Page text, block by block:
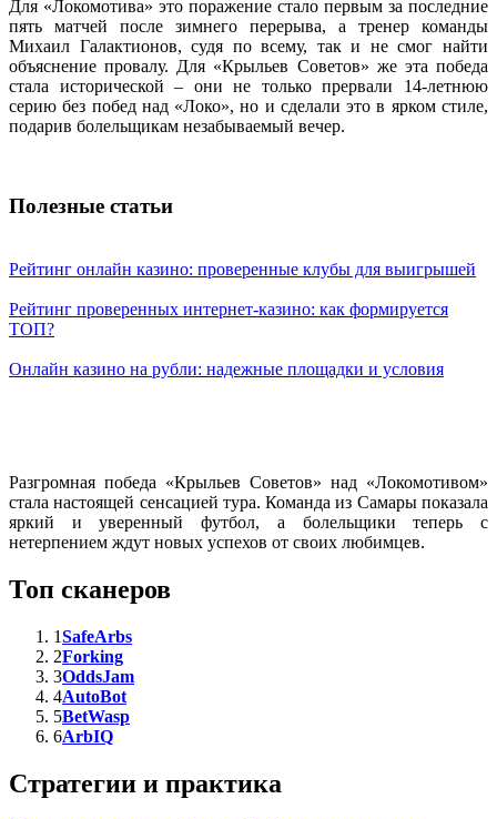
Для «Локомотива» это поражение стало первым за последние
пять матчей после зимнего перерыва, а тренер команды
Михаил Галактионов, судя по всему, так и не смог найти
объяснение провалу. Для «Крыльев Советов» же эта победа
стала исторической – они не только прервали 14-летнюю
серию без побед над «Локо», но и сделали это в ярком стиле,
подарив болельщикам незабываемый вечер.
Полезные статьи
Рейтинг онлайн казино: проверенные клубы для выигрышей
Рейтинг проверенных интернет-казино: как формируется
ТОП?
Онлайн казино на рубли: надежные площадки и условия
Разгромная победа «Крыльев Советов» над «Локомотивом»
стала настоящей сенсацией тура. Команда из Самары показала
яркий и уверенный футбол, а болельщики теперь с
нетерпением ждут новых успехов от своих любимцев.
Топ сканеров
1SafeArbs
2Forking
3OddsJam
4AutoBot
5BetWasp
6ArbIQ
Стратегии и практика